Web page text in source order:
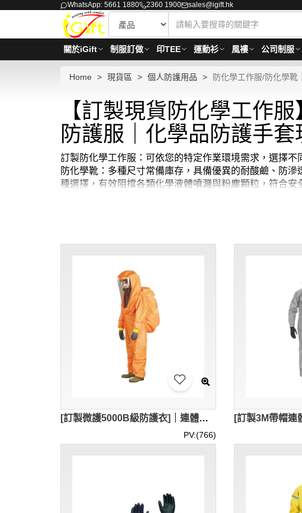
WhatsApp: 5661 1880 2360 1900 sales@igift.hk
關於iGift 制服訂做 印TEE 運動衫 風褸 公司制服
Home 現貨區 個人防護用品 防化學工作服/防化學靴
【訂製現貨防化學工作
防護服｜化學品防護手套
訂製防化學工作服：可依您的特定作業環境需求，選擇
防化學靴：多種尺寸常備庫存，具備優異的耐酸鹼、防
種選擇，有效阻擋各類化學液體噴濺與粉塵顆粒，符合
[訂製微護5000B級防護衣]｜連體防化服｜搶險緊急消防服重型防化服｜後背呼吸器背囊+後背安裝排氣閥｜符合化學防護工作服PPE指令|||類規定的歐盟標準｜化工、石油石化、危險品緊急反應隊（B級）｜CRO012
PV:(766)